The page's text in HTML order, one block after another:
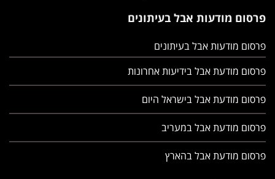
פרסום מודעות אבל בעיתונים
פרסום מודעות אבל בעיתונים
פרסום מודעת אבל בידיעות אחרונות
פרסום מודעת אבל בישראל היום
פרסום מודעת אבל במעריב
פרסום מודעת אבל בהארץ